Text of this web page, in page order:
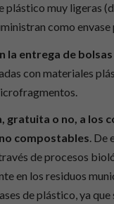
muy ligeras
como
la entrega de
con materiales
gratuita o no, a los
compostables .
de procesos
en los residuos
de plástico, ya